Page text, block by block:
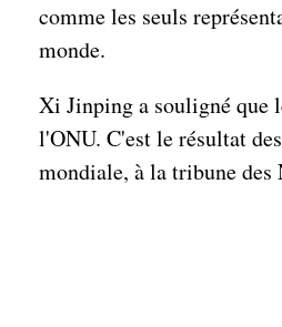
comme les seuls
monde.
Xi Jinping a souligné que
l'ONU. C'est le résultat
mondiale, à la tribune des